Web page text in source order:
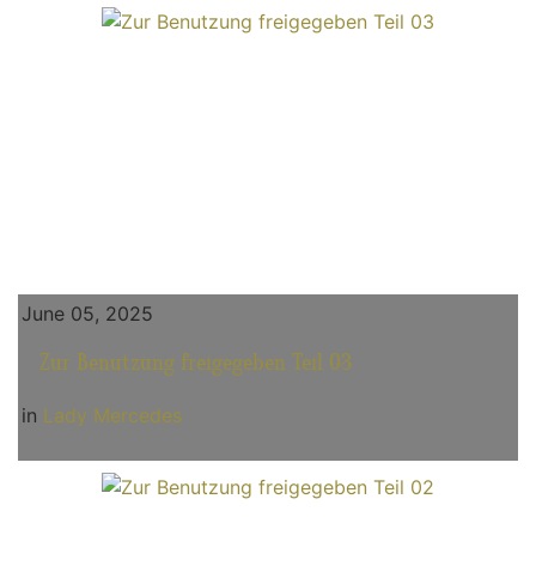
June 05, 2025
Zur Benutzung freigegeben Teil 03
in Lady Mercedes